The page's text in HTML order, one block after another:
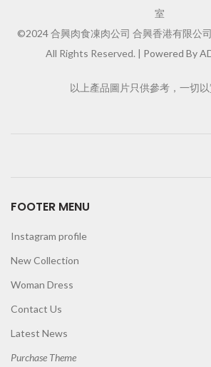
室
©2024 合興肉食凍肉公司 合興香港有限公
All Rights Reserved. | Powered By
以上產品圖片只供參考，一切
FOOTER MENU
Instagram profile
New Collection
Woman Dress
Contact Us
Latest News
Purchase Theme